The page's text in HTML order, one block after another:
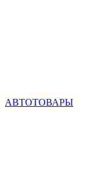
АВТОТОВАРЫ